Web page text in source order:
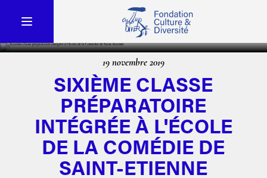
19 novembre 2019
SIXIÈME CLASSE
PRÉPARATOIRE
INTÉGRÉE À L'ÉCOLE
DE LA COMÉDIE DE
SAINT-ETIENNE